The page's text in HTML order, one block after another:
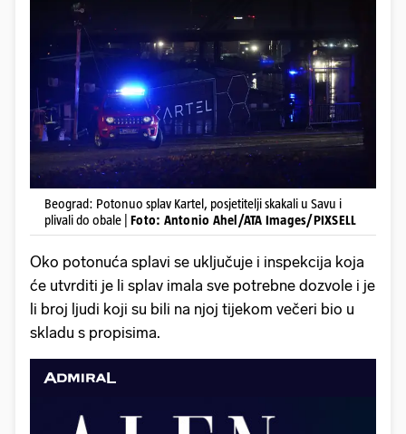
Beograd: Potonuo splav Kartel, posjetitelji skakali u Savu i
plivali do obale | Foto: Antonio Ahel/ATA Images/PIXSELL
Oko potonuća splavi se uključuje i inspekcija koja
će utvrditi je li splav imala sve potrebne dozvole i je
li broj ljudi koji su bili na njoj tijekom večeri bio u
skladu s propisima.